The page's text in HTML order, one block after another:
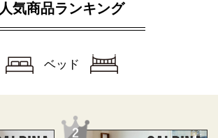
人気商品ランキング
ベッド